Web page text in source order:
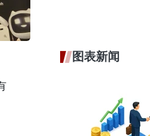
图表新闻